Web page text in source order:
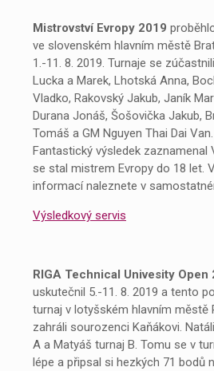
Mistrovství Evropy 2019
ve slovenském hlavním městě
1.-11. 8. 2019. Turnaje se
Lucka a Marek, Lhotská Anna,
Vladko, Rakovský Jakub, Janík
Durana Jonáš, Šošovička Jakub,
Tomáš a GM Nguyen Thai Dai Van.
Fantastický výsledek zaznamenal
se stal mistrem Evropy do 18 let.
informací naleznete v
Výsledkový servis
RIGA Technical Univesity Open
uskutečnil 5.-11. 8. 2019 a tento
turnaj v lotyšském hlavním městě
zahráli sourozenci Kaňákovi.
A a Matyáš turnaj B. Tomu se v
lépe a připsal si hezkých 71 bodů